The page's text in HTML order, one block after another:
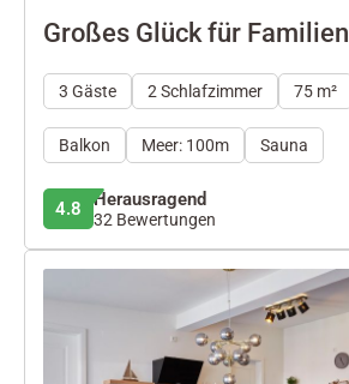
Großes Glück für Familien
3 Gäste 2 Schlafzimmer 75 m²
Balkon Meer: 100m Sauna
4.8 Herausragend
32 Bewertungen